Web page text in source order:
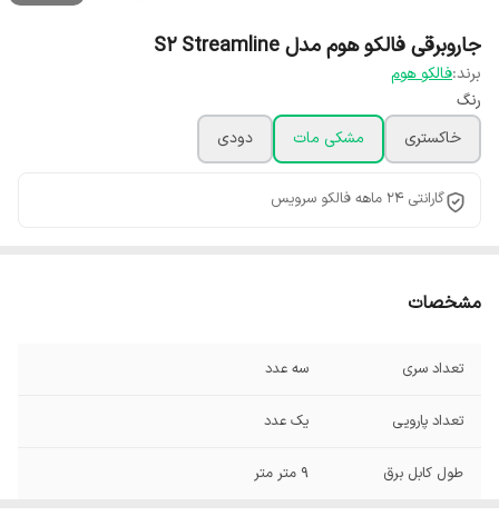
جاروبرقی فالکو هوم مدل S2 Streamline
برند:فالکو هوم
رنگ
خاکستری
مشکی مات دودی
گارانتی 24 ماهه فالکو سرویس
مشخصات
تعداد سری سه عدد
تعداد پارویی یک عدد
طول کابل برق 9 متر متر